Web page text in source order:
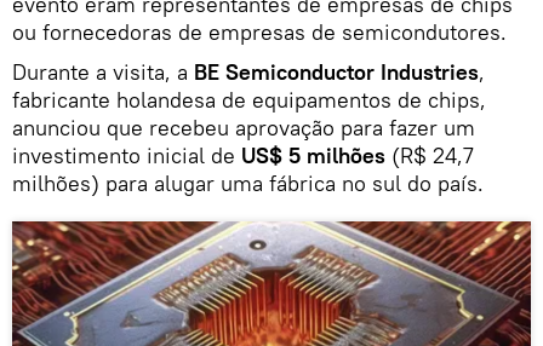
ou fornecedoras de empresas de semicondutores.
Durante a visita, a BE Semiconductor Industries,
fabricante holandesa de equipamentos de chips,
anunciou que recebeu aprovação para fazer um
investimento inicial de US$ 5 milhões (R$ 24,7
milhões) para alugar uma fábrica no sul do país.